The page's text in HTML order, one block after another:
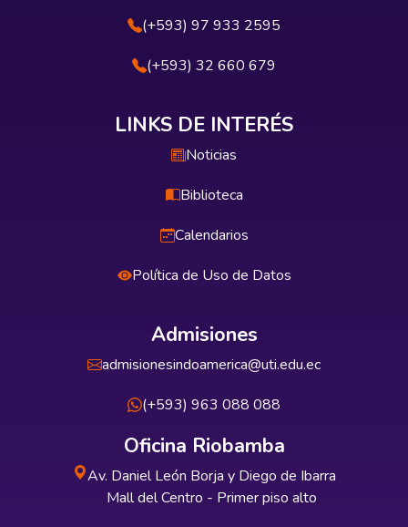
(+593) 97 933 2595
(+593) 32 660 679
LINKS DE INTERÉS
Noticias
Biblioteca
Calendarios
Política de Uso de Datos
Admisiones
admisionesindoamerica@uti.edu.ec
(+593) 963 088 088
Oficina Riobamba
Av. Daniel León Borja y Diego de Ibarra
Mall del Centro - Primer piso alto